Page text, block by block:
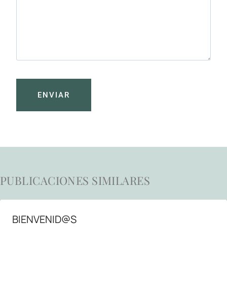
ENVIAR
PUBLICACIONES SIMILARES
BIENVENID@S